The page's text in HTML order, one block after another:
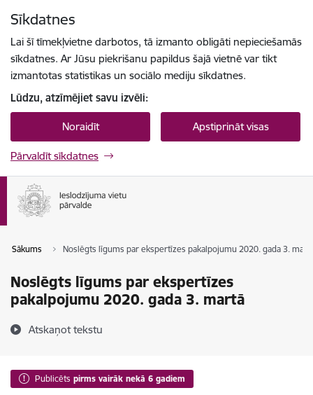
Sīkdatnes
Lai šī tīmekļvietne darbotos, tā izmanto obligāti nepieciešamās
sīkdatnes. Ar Jūsu piekrišanu papildus šajā vietnē var tikt
izmantotas statistikas un sociālo mediju sīkdatnes.
Lūdzu, atzīmējiet savu izvēli:
Noraidīt Apstiprināt visas
Pārvaldīt sīkdatnes
Sākums Noslēgts līgums par ekspertīzes pakalpojumu 2020. gada 3.
Noslēgts līgums par ekspertīzes
pakalpojumu 2020. gada 3. martā
Atskaņot tekstu
Publicēts pirms vairāk nekā 6 gadiem